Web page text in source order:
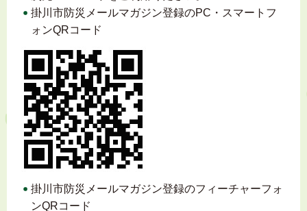
掛川市防災メールマガジン登録のPC・スマートフ
ォンQRコード
掛川市防災メールマガジン登録のフィーチャーフォ
ンQRコード